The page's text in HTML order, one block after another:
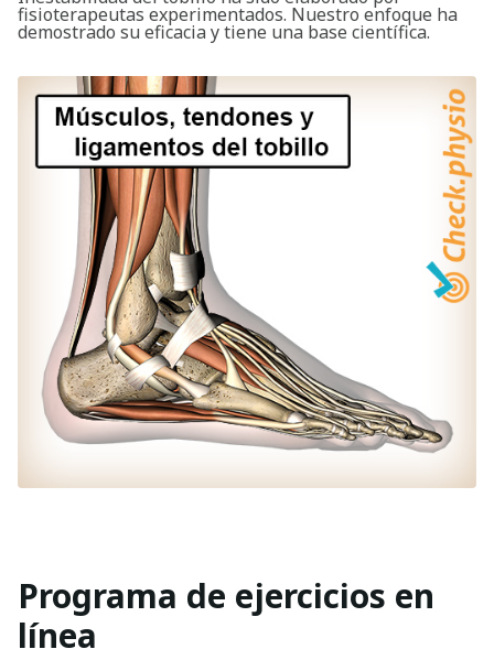
fisioterapeutas experimentados. Nuestro enfoque ha
demostrado su eficacia y tiene una base científica.
Programa de ejercicios en
línea